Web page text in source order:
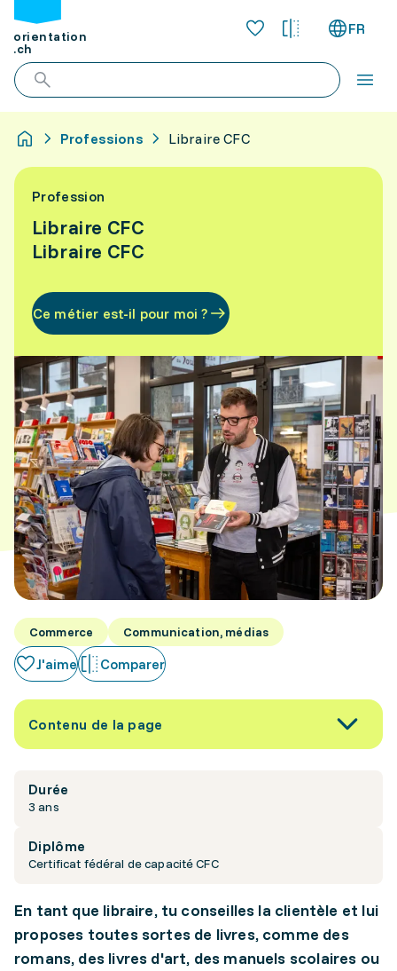
orientation
.ch
FR
Professions Libraire CFC
Profession
Libraire CFC
Libraire CFC
Ce métier est-il pour moi ?
Commerce Communication, médias
J'aime Comparer
Contenu de la page
Durée
3 ans
Diplôme
Certificat fédéral de capacité CFC
En tant que libraire, tu conseilles la clientèle et lui
proposes toutes sortes de livres, comme des
romans, des livres d'art, des manuels scolaires ou